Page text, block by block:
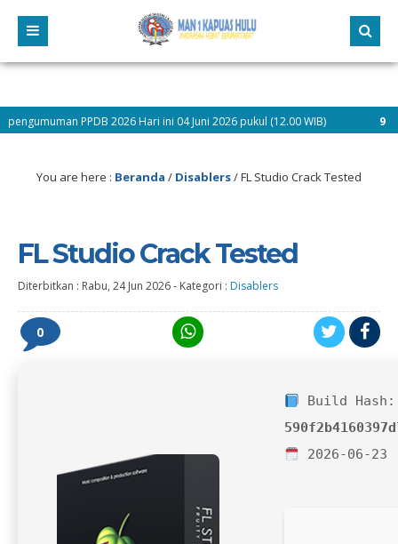
2026 Hari ini 04 Juni 2026 pukul (12.00 WIB) 9 bulan yang lalu
You are here : Beranda / Disablers/FL Studio Crack Tested
FL Studio Crack Tested
Diterbitkan : Rabu, 24 Jun 2026- Kategori : Disablers
0
Build Hash:
2026-06-23